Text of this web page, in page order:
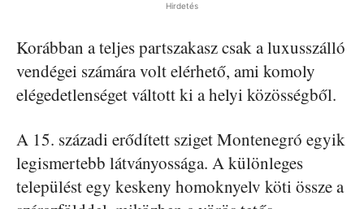
Hirdetés
Korábban a teljes partszakasz csak a luxusszálló
vendégei számára volt elérhető, ami komoly
elégedetlenséget váltott ki a helyi közösségből.
A 15. századi erődített sziget Montenegró egyik
legismertebb látványossága. A különleges
települést egy keskeny homoknyelv köti össze a